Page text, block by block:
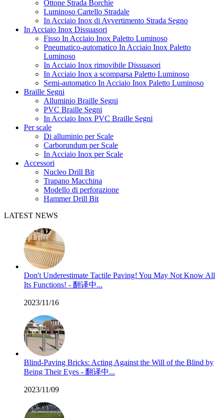
Ottone Strada Borchie
Luminoso Cartello Stradale
In Acciaio Inox di Avvertimento Strada Segno
In Acciaio Inox Dissuasori
Fisso In Acciaio Inox Paletto Luminoso
Pneumatico-automatico In Acciaio Inox Paletto
Luminoso
In Acciaio Inox rimovibile Dissuasori
In Acciaio Inox a scomparsa Paletto Luminoso
Semi-automatico In Acciaio Inox Paletto Luminoso
Braille Segni
Alluminio Braille Segni
PVC Braille Segni
In Acciaio Inox PVC Braille Segni
Per scale
Di alluminio per Scale
Carborundum per Scale
In Acciaio Inox per Scale
Accessori
Nucleo Drill Bit
Trapano Macchina
Modello di perforazione
Hammer Drill Bit
LATEST NEWS
Don't Underestimate Tactile Paving! You May Not Know All
Its Functions! - 翻译中...
2023/11/16
Blind-Paving Bricks: Acting Against the Will of the Blind by
Being Their Eyes - 翻译中...
2023/11/09